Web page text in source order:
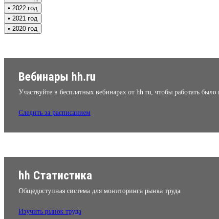
• 2022 год
• 2021 год
• 2020 год
Вебинары hh.ru
Участвуйте в бесплатных вебинарах от hh.ru, чтобы работать было
Следить за расписанием
hh Статистика
Общедоступная система для мониторинга рынка труда
Изучить рынок труда